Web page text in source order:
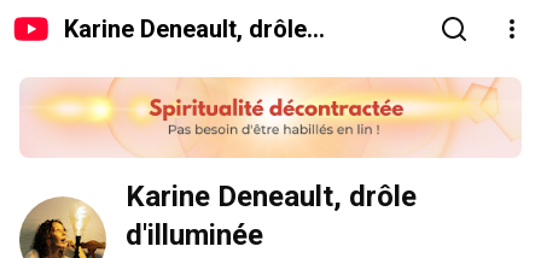
Karine Deneault, drôle
Karine Deneault, drôle
d'illuminée